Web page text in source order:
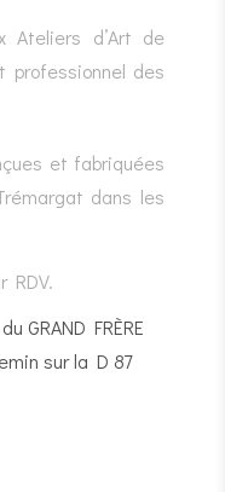
Ateliers d’Art de
professionnel des
et fabriquées
dans les
RDV.